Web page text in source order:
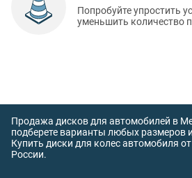
Попробуйте упростить
уменьшить количество
Продажа дисков для автомобилей в
подберете варианты любых размеров
Купить диски для колес автомобиля
России.